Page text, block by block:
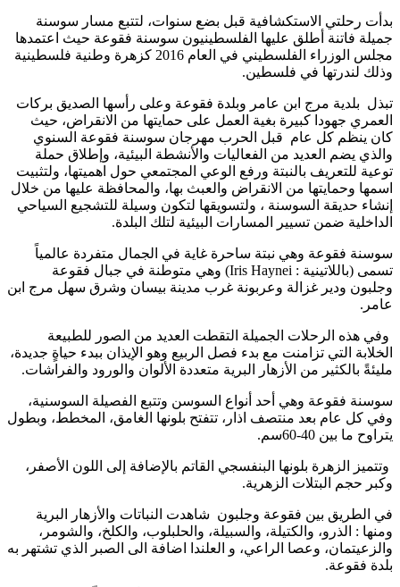
بدأت رحلتي الاستكشافية قبل بضع سنوات، لتتبع مسار سوسنة
جميلة فاتنة أطلق عليها الفلسطينيون سوسنة فقوعة حيث اعتمدها
مجلس الوزراء الفلسطيني في العام 2016 كزهرة وطنية فلسطينية
وذلك لندرتها في فلسطين.
تبذل بلدية مرج ابن عامر وبلدة فقوعة وعلى رأسها الصديق بركات
العمري جهودا كبيرة بغية العمل على حمايتها من الانقراض، حيث
كان ينظم كل عام قبل الحرب مهرجان سوسنة فقوعة السنوي
والذي يضم العديد من الفعاليات والأنشطة البيئية، وإطلاق حملة
توعية للتعريف بالنبتة ورفع الوعي المجتمعي حول اهميتها، ولتثبيت
اسمها وحمايتها من الانقراض والعبث بها، والمحافظة عليها من خلال
إنشاء حديقة السوسنة ، ولتسويقها لتكون وسيلة للتشجيع السياحي
الداخلية ضمن تسيير المسارات البيئية لتلك البلدة.
سوسنة فقوعة وهي نبتة ساحرة غاية في الجمال متفردة عالمياً
تسمى (باللاتينية : Iris Haynei) وهي متوطنة في جبال فقوعة
وجلبون ودير غزالة وعربونة غرب مدينة بيسان وشرق سهل مرج ابن
عامر.
وفي هذه الرحلات الجميلة التقطت العديد من الصور للطبيعة
الخلابة التي تزامنت مع بدء فصل الربيع وهو الإيذان ببدء حياةٍ جديدة،
مليئةً بالكثير من الأزهار البرية متعددة الألوان والورود والفراشات.
سوسنة فقوعة وهي أحد أنواع السوسن وتتبع الفصيلة السوسنية،
وفي كل عام بعد منتصف اذار، تتفتح بلونها الغامق، المخطط، وبطول
يتراوح ما بين 40-60سم.
وتتميز الزهرة بلونها البنفسجي القاتم بالإضافة إلى اللون الأصفر،
وكبر حجم البتلات الزهرية.
في الطريق بين فقوعة وجلبون شاهدت النباتات والأزهار البرية
ومنها : الذرو، والكتيلة، والسبيلة، والحلبلوب، والكلخ، والشومر،
والزعيتمان، وعصا الراعي، و العلندا اضافة الى الصبر الذي تشتهر به
بلدة فقوعة.